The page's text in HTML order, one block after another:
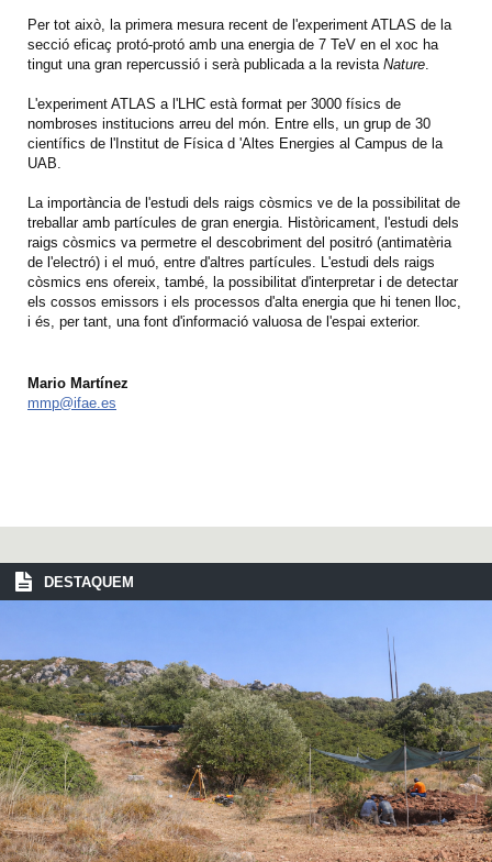
Per tot això, la primera mesura recent de l'experiment ATLAS de la
secció eficaç protó-protó amb una energia de 7 TeV en el xoc ha
tingut una gran repercussió i serà publicada a la revista Nature.
L'experiment ATLAS a l'LHC està format per 3000 físics de
nombroses institucions arreu del món. Entre ells, un grup de 30
científics de l'Institut de Física d 'Altes Energies al Campus de la
UAB.
La importància de l'estudi dels raigs còsmics ve de la possibilitat de
treballar amb partícules de gran energia. Històricament, l'estudi dels
raigs còsmics va permetre el descobriment del positró (antimatèria
de l'electró) i el muó, entre d'altres partícules. L'estudi dels raigs
còsmics ens ofereix, també, la possibilitat d'interpretar i de detectar
els cossos emissors i els processos d'alta energia que hi tenen lloc,
i és, per tant, una font d'informació valuosa de l'espai exterior.
Mario Martínez
mmp@ifae.es
DESTAQUEM